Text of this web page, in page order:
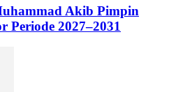
Akib Pimpin
Periode 2027–2031